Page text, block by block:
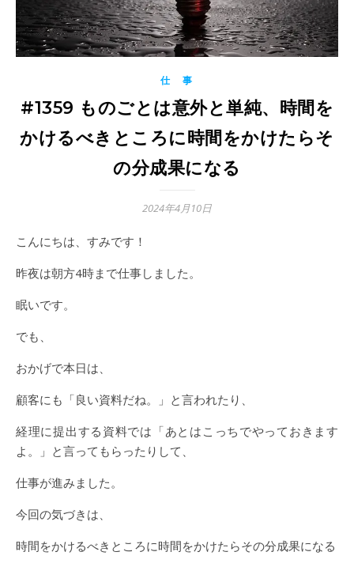
仕 事
#1359 ものごとは意外と単純、時間を
かけるべきところに時間をかけたらそ
の分成果になる
2024年4月10日
こんにちは、すみです！
昨夜は朝方4時まで仕事しました。
眠いです。
でも、
おかげで本日は、
顧客にも「良い資料だね。」と言われたり、
経理に提出する資料では「あとはこっちでやっておきます
よ。」と言ってもらったりして、
仕事が進みました。
今回の気づきは、
時間をかけるべきところに時間をかけたらその分成果になる